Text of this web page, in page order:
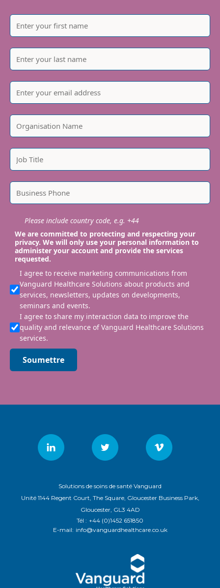
Please include country code, e.g. +44
We are committed to protecting and respecting your
privacy. We will only use your personal information to
administer your account and provide the services
requested.
I agree to receive marketing communications from
Vanguard Healthcare Solutions about products and
services, newsletters, updates on developments,
seminars and events.
I agree to share my interaction data to improve the
quality and relevance of Vanguard Healthcare Solutions
services.
Soumettre
Solutions de soins de santé Vanguard
Unité 1144 Regent Court, The Square, Gloucester Business Park,
Gloucester, GL3 4AD
Tél : +44 (0)1452 651850
E-mail: info@vanguardhealthcare.co.uk